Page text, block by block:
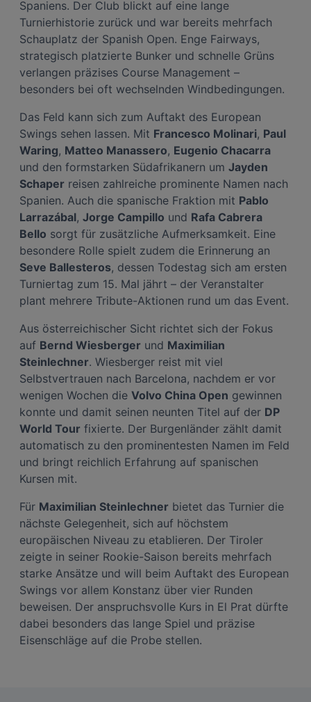
Spaniens. Der Club blickt auf eine lange
Turnierhistorie zurück und war bereits mehrfach
Schauplatz der Spanish Open. Enge Fairways,
strategisch platzierte Bunker und schnelle Grüns
verlangen präzises Course Management –
besonders bei oft wechselnden Windbedingungen.
Das Feld kann sich zum Auftakt des European
Swings sehen lassen. Mit Francesco Molinari, Paul
Waring, Matteo Manassero, Eugenio Chacarra
und den formstarken Südafrikanern um Jayden
Schaper reisen zahlreiche prominente Namen nach
Spanien. Auch die spanische Fraktion mit Pablo
Larrazábal, Jorge Campillo und Rafa Cabrera
Bello sorgt für zusätzliche Aufmerksamkeit. Eine
besondere Rolle spielt zudem die Erinnerung an
Seve Ballesteros, dessen Todestag sich am ersten
Turniertag zum 15. Mal jährt – der Veranstalter
plant mehrere Tribute-Aktionen rund um das Event.
Aus österreichischer Sicht richtet sich der Fokus
auf Bernd Wiesberger und Maximilian
Steinlechner. Wiesberger reist mit viel
Selbstvertrauen nach Barcelona, nachdem er vor
wenigen Wochen die Volvo China Open gewinnen
konnte und damit seinen neunten Titel auf der DP
World Tour fixierte. Der Burgenländer zählt damit
automatisch zu den prominentesten Namen im Feld
und bringt reichlich Erfahrung auf spanischen
Kursen mit.
Für Maximilian Steinlechner bietet das Turnier die
nächste Gelegenheit, sich auf höchstem
europäischen Niveau zu etablieren. Der Tiroler
zeigte in seiner Rookie-Saison bereits mehrfach
starke Ansätze und will beim Auftakt des European
Swings vor allem Konstanz über vier Runden
beweisen. Der anspruchsvolle Kurs in El Prat dürfte
dabei besonders das lange Spiel und präzise
Eisenschläge auf die Probe stellen.